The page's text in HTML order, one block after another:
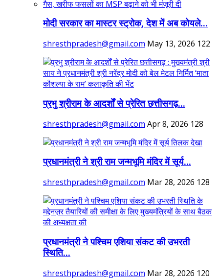
मोदी सरकार का मास्टर स्ट्रोक, देश में अब कोयले...
shresthpradesh@gmail.com May 13, 2026 122
प्रभु श्रीराम के आदर्शों से प्रेरित छत्तीसगढ़...
shresthpradesh@gmail.com Apr 8, 2026 128
प्रधानमंत्री ने श्री राम जन्मभूमि मंदिर में सूर्य...
shresthpradesh@gmail.com Mar 28, 2026 128
प्रधानमंत्री ने पश्चिम एशिया संकट की उभरती
स्थिति...
shresthpradesh@gmail.com Mar 28, 2026 120